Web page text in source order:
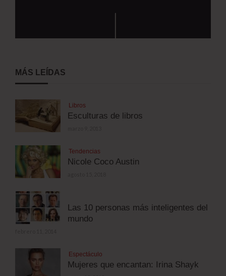
MÁS LEÍDAS
Libros
Esculturas de libros
Tendencias
Nicole Coco Austin
Las 10 personas más inteligentes del
mundo
Espectáculo
Mujeres que encantan: Irina Shayk